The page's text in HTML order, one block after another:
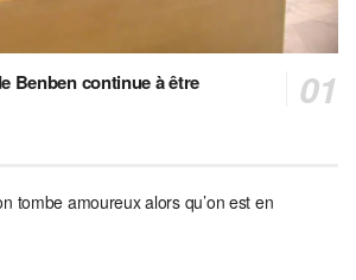
Benben continue à être
tombe amoureux alors qu’on est en